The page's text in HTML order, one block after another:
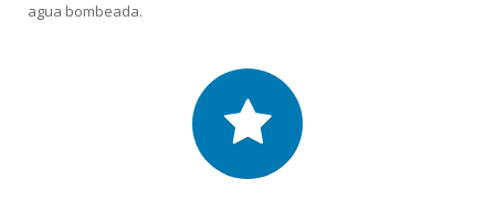
agua bombeada.